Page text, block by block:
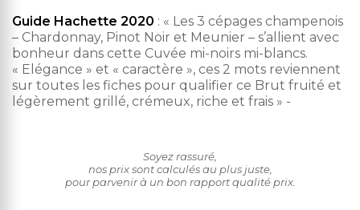
Guide Hachette 2020 : « Les 3 cépages champenois
– Chardonnay, Pinot Noir et Meunier – s’allient avec
bonheur dans cette Cuvée mi-noirs mi-blancs.
« Elégance » et « caractère », ces 2 mots reviennent
sur toutes les fiches pour qualifier ce Brut fruité et
légèrement grillé, crémeux, riche et frais » -
Soyez rassuré,
nos prix sont calculés au plus juste,
pour parvenir à un bon rapport qualité prix.